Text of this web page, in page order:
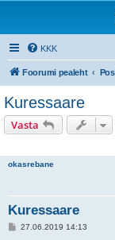
KKK
Foorumi pealeht
Kuressaare
Vasta
okasrebane
Kuressaare
P27.06.2019 14:13